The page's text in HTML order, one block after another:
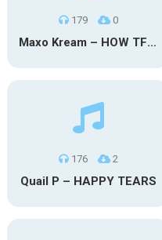
179 0
Maxo Kream – HOW TF I’M LUCKY
176 2
Quail P – HAPPY TEARS